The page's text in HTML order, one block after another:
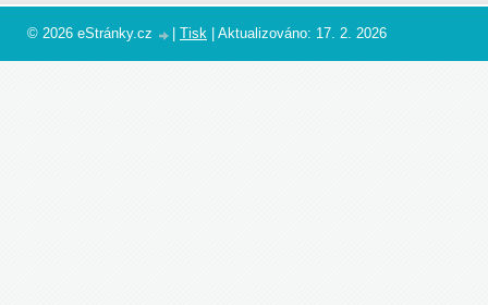
© 2026 eStránky.cz Tisk Aktualizováno: 17. 2. 2026